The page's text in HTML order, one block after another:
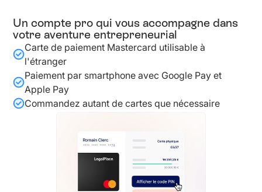
Un compte pro qui vous accompagne dans
votre aventure entrepreneurial
Carte de paiement Mastercard utilisable à
l'étranger
Paiement par smartphone avec Google Pay et
Apple Pay
Commandez autant de cartes que nécessaire